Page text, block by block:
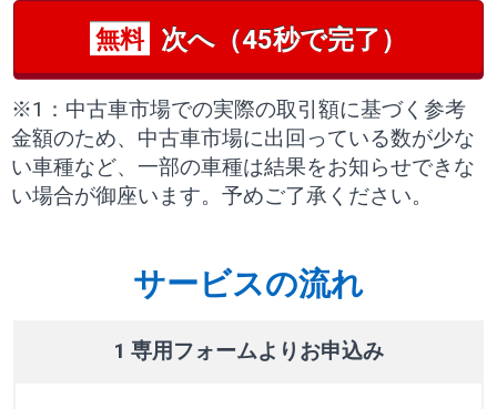
無料 次へ（45秒で完了）
※1：中古車市場での実際の取引額に基づく参考
金額のため、中古車市場に出回っている数が少な
い車種など、一部の車種は結果をお知らせできな
い場合が御座います。予めご了承ください。
サービスの流れ
1 専用フォームよりお申込み